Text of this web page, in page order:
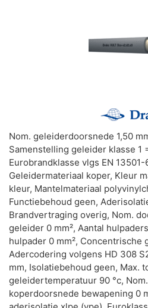
Nom. geleiderdoorsnede 1,50
Samenstelling geleider klasse 1
Eurobrandklasse vlgs EN
Geleidermateriaal koper, Kleur
kleur, Mantelmateriaal
Functiebehoud geen,
Brandvertraging overig, Nom.
geleider 0 mm², Aantal
hulpader 0 mm², Concentrische
Adercodering volgens HD 308
mm, Isolatiebehoud geen, Max.
geleidertemperatuur 90 °c,
koperdoorsnede bewapening 0